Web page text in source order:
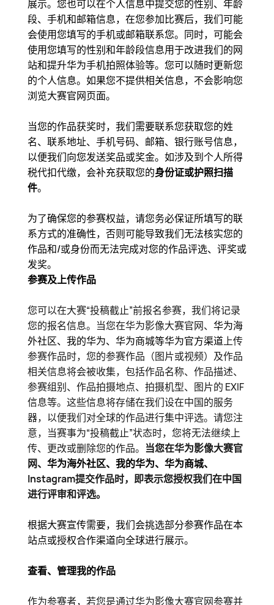
展示。您也可以在个人信息中提交您的性别、年龄
段、手机和邮箱信息，在您参加比赛后，我们可能
会使用您填写的手机或邮箱联系您。同时，可能会
使用您填写的性别和年龄段信息用于改进我们的网
站和提升华为手机拍照体验等。您可以随时更新您
的个人信息。如果您不提供相关信息，不会影响您
浏览大赛官网页面。
当您的作品获奖时，我们需要联系您获取您的姓
名、联系地址、手机号码、邮箱、银行账号信息，
以便我们向您发送奖品或奖金。如涉及到个人所得
税代扣代缴，会补充获取您的身份证或护照扫描
件。
为了确保您的参赛权益，请您务必保证所填写的联
系方式的准确性，否则可能导致我们无法核实您的
作品和/或身份而无法完成对您的作品评选、评奖或
发奖。
参赛及上传作品
您可以在大赛“投稿截止”前报名参赛，我们将记录
您的报名信息。当您在华为影像大赛官网、 华为海
外社区、我的华为、华为商城等华为官方渠道上传
参赛作品时，您的参赛作品（图片或视频）及作品
相关信息将会被收集，包括作品名称、作品描述、
参赛组别、作品拍摄地点、拍摄机型、图片的 EXIF
信息等。这些信息将存储在我们设在中国的服务
器，以便我们对全球的作品进行集中评选。请您注
意，当赛事为“投稿截止”状态时，您将无法继续上
传、更改或删除您的作品。 当您在华为影像大赛官
网、 华为海外社区、我的华为、华为商城、
Instagram提交作品时，即表示您授权我们在中国
进行评审和评选。
根据大赛宣传需要，我们会挑选部分参赛作品在本
站点或授权合作渠道向全球进行展示。
查看、管理我的作品
作为参赛者，若您是通过华为影像大赛官网参赛并